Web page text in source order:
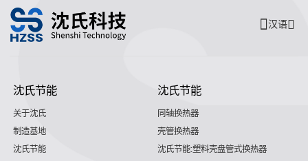
汉语
沈氏节能
关于沈氏
制造基地
沈氏节能
沈氏节能
同轴换热器
壳管换热器
沈氏节能:塑料壳盘管式换热器